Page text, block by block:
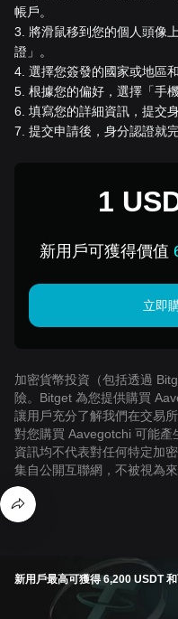
帳戶。
3 將滑鼠移到您的個人頭像
證」。
4 選擇您簽發的國家或地區
5 根據您的偏好，選擇「手
6 填寫您的詳細資訊，提交
7 提交申請後，身分認證就
1
新用戶可獲得價值
立即
加密貨幣投資（包括透過
險。Bitget 為您提供購買
讓用戶充分了解我們在交易
對您購買 Aavegotchi 可能
資訊均不代表對任何特定加
集自公開互聯網，不被視為
新用戶最高可獲得 6,200 USDT 和